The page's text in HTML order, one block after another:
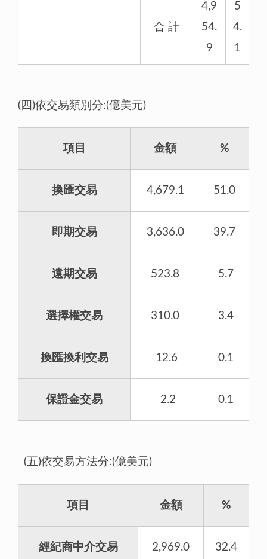
合 計
4,9
54.
9
5
4.
1
(四)依交易類別分:(億美元)
項目 金額 %
換匯交易 4,679.1 51.0
即期交易 3,636.0 39.7
遠期交易 523.8 5.7
選擇權交易 310.0 3.4
換匯換利交易 12.6 0.1
保證金交易 2.2 0.1
(五)依交易方法分:(億美元)
項目 金額 %
經紀商中介交易 2,969.0 32.4